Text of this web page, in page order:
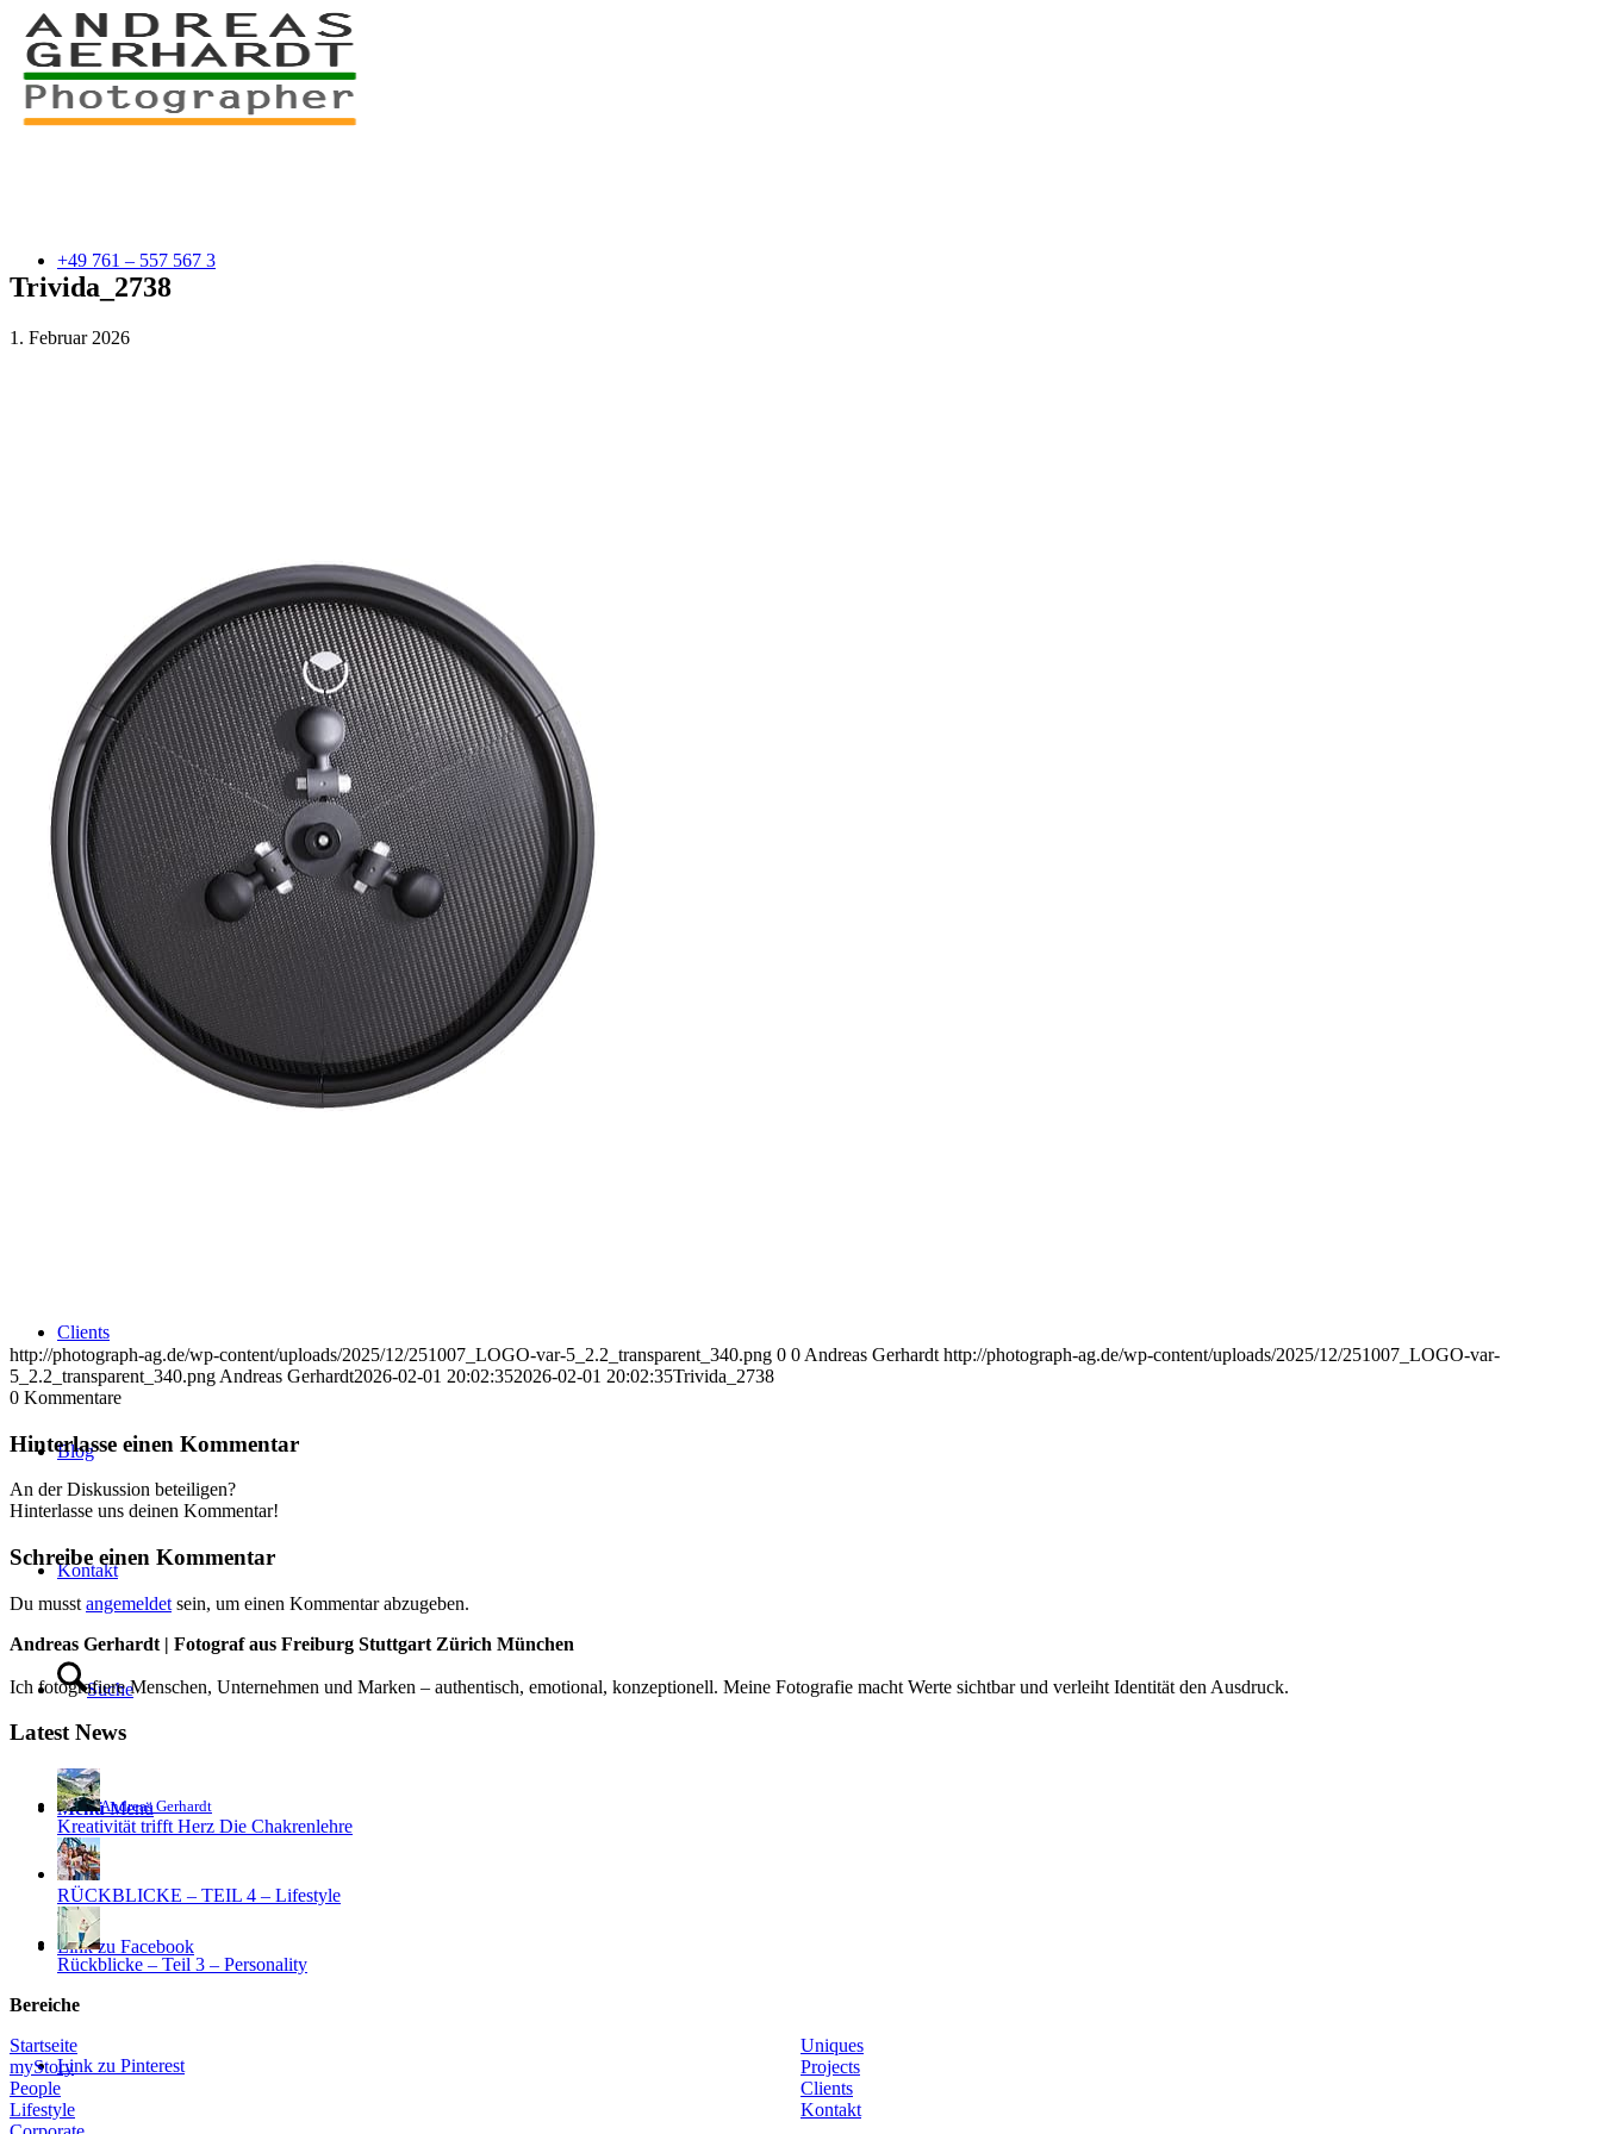
+49 761 – 557 567 3
People
Lifestyle
Corporate
Sports
Clients
Blog
Kontakt
Suche
Menü Menü
Link zu Facebook
Link zu Pinterest
Trivida_2738
1. Februar 2026
http://photograph-ag.de/wp-content/uploads/2025/12/251007_LOGO-var-5_2.2_transparent_340.png 0 0 Andreas Gerhardt http://photograph-ag.de/wp-content/uploads/2025/12/251007_LOGO-var-
5_2.2_transparent_340.png Andreas Gerhardt2026-02-01 20:02:352026-02-01 20:02:35Trivida_2738
0 Kommentare
Hinterlasse einen Kommentar
An der Diskussion beteiligen?
Hinterlasse uns deinen Kommentar!
Schreibe einen Kommentar
Du musst angemeldet sein, um einen Kommentar abzugeben.
Andreas Gerhardt | Fotograf aus Freiburg Stuttgart Zürich München
Ich fotografiere Menschen, Unternehmen und Marken – authentisch, emotional, konzeptionell. Meine Fotografie macht Werte sichtbar und verleiht Identität den Ausdruck.
Latest News
Andreas Gerhardt
Kreativität trifft Herz Die Chakrenlehre
RÜCKBLICKE – TEIL 4 – Lifestyle
Rückblicke – Teil 3 – Personality
Bereiche
Startseite
myStory
People
Lifestyle
Uniques
Projects
Clients
Kontakt